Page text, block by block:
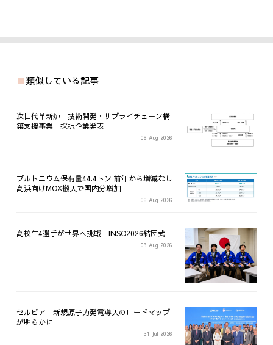
類似している記事
次世代革新炉 技術開発・サプライチェーン構
築支援事業 採択企業発表
06 Aug 2026
プルトニウム保有量44.4トン 前年から増減なし
高浜向けMOX搬入で国内分増加
06 Aug 2026
高校生4選手が世界へ挑戦 INSO2026結団式
03 Aug 2026
セルビア 新規原子力発電導入のロードマップ
が明らかに
31 Jul 2026